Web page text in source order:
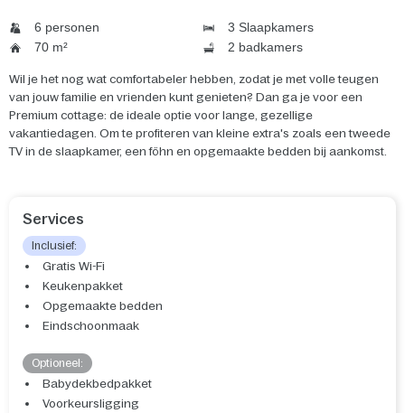
6 personen
3 Slaapkamers
70 m²
2 badkamers
Wil je het nog wat comfortabeler hebben, zodat je met volle teugen
van jouw familie en vrienden kunt genieten? Dan ga je voor een
Premium cottage: de ideale optie voor lange, gezellige
vakantiedagen. Om te profiteren van kleine extra's zoals een tweede
TV in de slaapkamer, een föhn en opgemaakte bedden bij aankomst.
Services
Inclusief:
Gratis Wi-Fi
Keukenpakket
Opgemaakte bedden
Eindschoonmaak
Optioneel:
Babydekbedpakket
Voorkeursligging